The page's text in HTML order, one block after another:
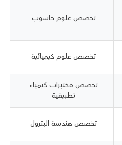
تخصص علوم حاسوب
تخصص علوم كيميائية
تخصص مختبرات كيمياء
تطبيقية
تخصص هندسة البترول